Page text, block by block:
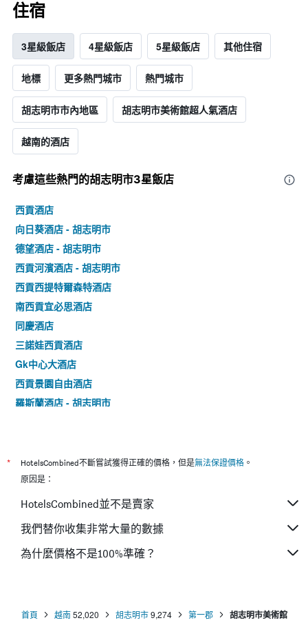
住宿
3星級飯店 4星級飯店 5星級飯店 其他住宿
地標 更多熱門城市 熱門城市
胡志明市市內地區 胡志明市美術館超人氣酒店
越南的酒店
考慮這些熱門的胡志明市3星​飯店
西貢酒店
向日葵酒店 - 胡志明市
德望酒店 - 胡志明市
西貢河濱酒店 - 胡志明市
西貢西提特爾森特酒店
南西貢宜必思酒店
同慶酒店
三諾娃西貢酒店
Gk中心大酒店
西貢景園自由酒店
羅斯蘭酒店 - 胡志明市
安安二號飯店
小西貢精品酒店
市中心放鬆套房飯店
9號酒吧旅館
櫻桃酒店 - 胡志明市
* HotelsCombined不斷嘗試獲得正確的價格，但是無法保證價格 。
原因是：
HotelsCombined並不是賣家
我們替你收集非常大量的數據
為什麼價格不是100%準確？
首頁 越南 52,020 胡志明市 9,274 第一郡 胡志明市美術館